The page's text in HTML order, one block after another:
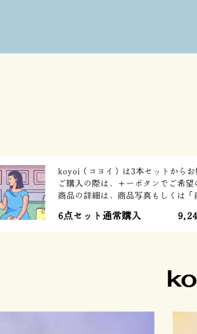
koyoi（コヨイ）は3本セットからお
ご購入の際は、＋ーボタンでご希望
商品の詳細は、商品写真もしくは「
6点セット通常購入